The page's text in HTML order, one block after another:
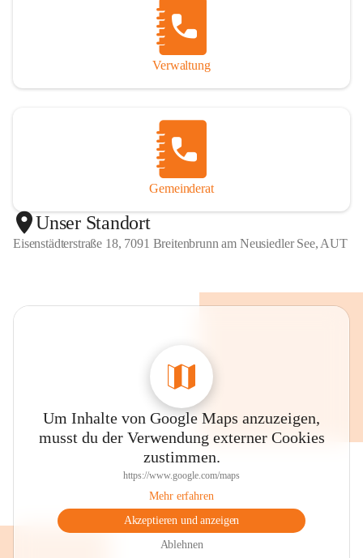
Verwaltung
Gemeinderat
Unser Standort
Eisenstädterstraße 18, 7091 Breitenbrunn am Neusiedler See, AUT
Um Inhalte von Google Maps anzuzeigen,
musst du der Verwendung externer Cookies
zustimmen.
https://www.google.com/maps
Mehr erfahren
Akzeptieren und anzeigen
Ablehnen